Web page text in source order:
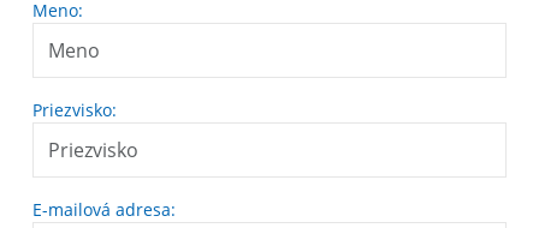
Meno:
Priezvisko:
E-mailová adresa: